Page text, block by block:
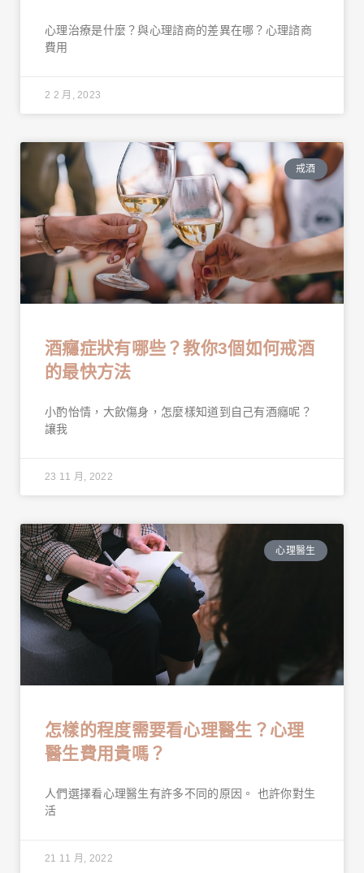
心理治療是什麼？與心理諮商的差異在哪？心理諮商
費用
2 2 月, 2023
戒酒
酒癮症狀有哪些？教你3個如何戒酒
的最快方法
小酌怡情，大飲傷身，怎麼樣知道到自己有酒癮呢？
讓我
23 11 月, 2022
心理醫生
怎樣的程度需要看心理醫生？心理
醫生費用貴嗎？
人們選擇看心理醫生有許多不同的原因。 也許你對生
活
21 11 月, 2022